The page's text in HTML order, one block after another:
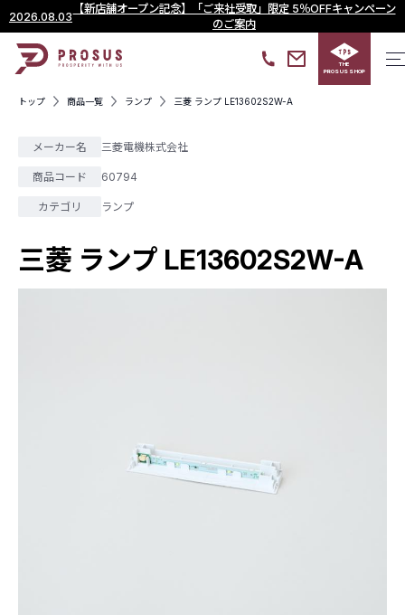
2026.08.03
【新店舗オープン記念】「ご来社受取」限定 5％OFFキャンペーン
のご案内
THE
PROSUS SHOP
トップ 商品一覧 ランプ 三菱 ランプ LE13602S2W-A
メーカー名 三菱電機株式会社
商品コード 60794
カテゴリ ランプ
三菱 ランプ LE13602S2W-A